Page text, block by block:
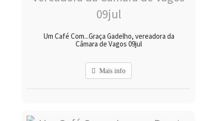
Um Café Com...Graça Gadelho, vereadora da
Câmara de Vagos 09jul
Mais info